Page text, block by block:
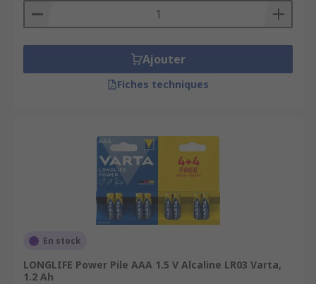
Ajouter
Fiches techniques
En stock
LONGLIFE Power Pile AAA 1.5 V Alcaline LR03 Varta,
1.2 Ah